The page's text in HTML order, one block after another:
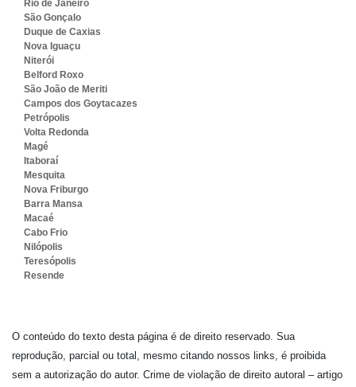
Rio de Janeiro
São Gonçalo
Duque de Caxias
Nova Iguaçu
Niterói
Belford Roxo
São João de Meriti
Campos dos Goytacazes
Petrópolis
Volta Redonda
Magé
Itaboraí
Mesquita
Nova Friburgo
Barra Mansa
Macaé
Cabo Frio
Nilópolis
Teresópolis
Resende
O conteúdo do texto desta página é de direito reservado. Sua
reprodução, parcial ou total, mesmo citando nossos links, é proibida
sem a autorização do autor. Crime de violação de direito autoral – artigo